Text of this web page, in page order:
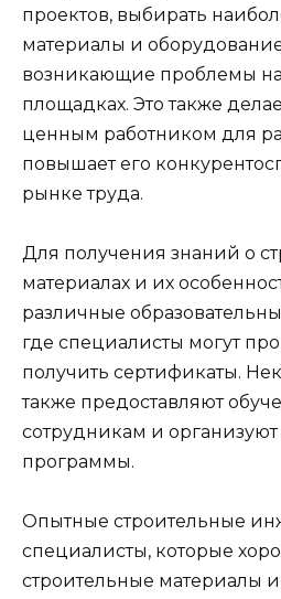
проектов, выбирать
материалы и
возникающие проблемы
площадках. Это также
ценным работником для
повышает его
рынке труда.
Для получения знаний о
материалах и их
различные
где специалисты могут
получить сертификаты.
также предоставляют
сотрудникам и
программы.
Опытные строительные
специалисты, которые
строительные материалы